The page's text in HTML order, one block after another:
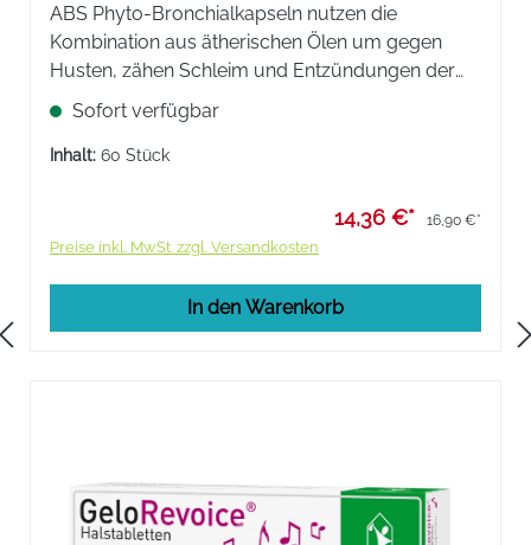
ABS Phyto-Bronchialkapseln nutzen die
Kombination aus ätherischen Ölen um gegen
Husten, zähen Schleim und Entzündungen der
Atemwege vorzugehen. Die Kapseln sind
besonders gut verträglich und lindern die
Symptome von gereizten Atemwegen.
Sofort verfügbar
Inhalt: 60 Stück
14,36 €* 16,90 €*
Preise inkl. MwSt. zzgl. Versandkosten
In den Warenkorb